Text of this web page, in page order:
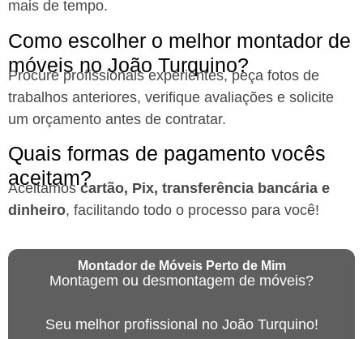
mais de tempo.
Como escolher o melhor montador de
móveis no João Turquino?
Procure profissionais experientes, peça fotos de
trabalhos anteriores, verifique avaliações e solicite
um orçamento antes de contratar.
Quais formas de pagamento vocês
aceitam?
Aceitamoscartão, Pix, transferência bancária e
dinheiro, facilitando todo o processo para você!
Montador de Móveis Perto de Mim
Montagem ou desmontagem de móveis?
Seu melhor profissional no João Turquino!